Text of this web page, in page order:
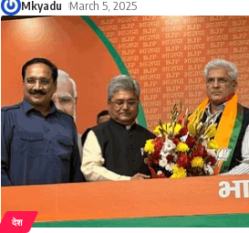
Mkyadu March 5, 2025
देश